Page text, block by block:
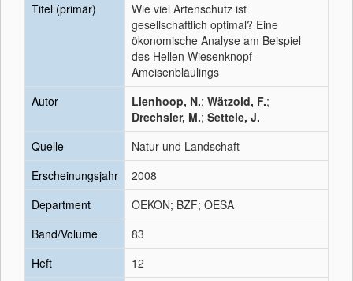
Titel (primär)
Wie viel Artenschutz ist
gesellschaftlich optimal? Eine
ökonomische Analyse am Beispiel
des Hellen Wiesenknopf-
Ameisenbläulings
Autor
Lienhoop, N.; Wätzold, F.;
Drechsler, M.; Settele, J.
Quelle
Natur und Landschaft
Erscheinungsjahr
2008
Department
OEKON; BZF; OESA
Band/Volume
83
Heft
12